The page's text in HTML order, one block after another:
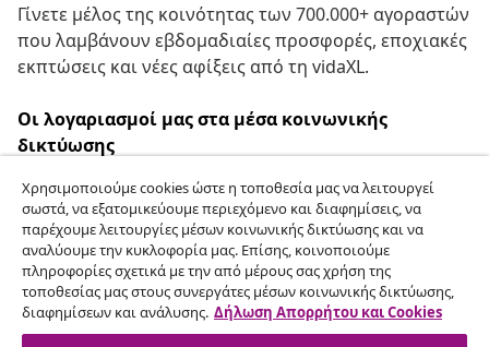
Γίνετε μέλος της κοινότητας των 700.000+ αγοραστών
που λαμβάνουν εβδομαδιαίες προσφορές, εποχιακές
εκπτώσεις και νέες αφίξεις από τη vidaXL.
Οι λογαριασμοί μας στα μέσα κοινωνικής
δικτύωσης
Υπαναχώρηση από τη σύμβαση
Υποβάλετε αίτημα υπαναχώρησης για την
παραγγελία σας.
Χρησιμοποιούμε cookies ώστε η τοποθεσία μας να λειτουργεί
σωστά, να εξατομικεύουμε περιεχόμενο και διαφημίσεις, να
παρέχουμε λειτουργίες μέσων κοινωνικής δικτύωσης και να
αναλύουμε την κυκλοφορία μας. Επίσης, κοινοποιούμε
πληροφορίες σχετικά με την από μέρους σας χρήση της
τοποθεσίας μας στους συνεργάτες μέσων κοινωνικής δικτύωσης,
διαφημίσεων και ανάλυσης. Δήλωση Απορρήτου και Cookies